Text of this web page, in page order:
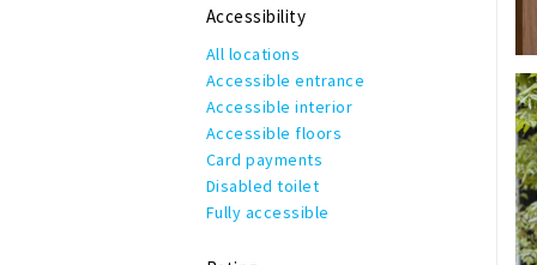
Oranje Zuid: Passage Zuidpoort
Ginnekenstraat
Oranje Zuid: Wilhelminastraat
Prinsenbeek
Reigerstraat & Catharinastraat
Stada
Ulvenhout
Winkelcentrum Etten-Leur
Accessibility
All locations
Accessible entrance
Accessible interior
Accessible floors
Card payments
Disabled toilet
Fully accessible